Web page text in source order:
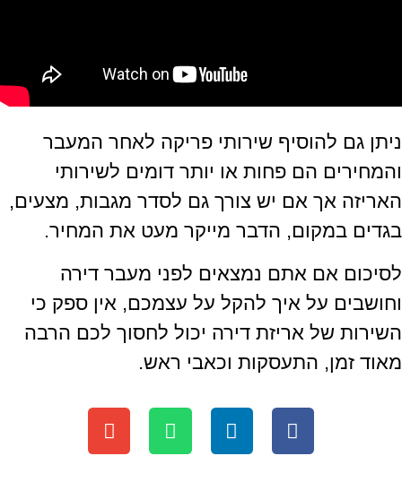
ניתן גם להוסיף שירותי פריקה לאחר המעבר
והמחירים הם פחות או יותר דומים לשירותי
האריזה אך אם יש צורך גם לסדר מגבות, מצעים,
בגדים במקום, הדבר מייקר מעט את המחיר.
לסיכום אם אתם נמצאים לפני מעבר דירה
וחושבים על איך להקל על עצמכם, אין ספק כי
השירות של אריזת דירה יכול לחסוך לכם הרבה
מאוד זמן, התעסקות וכאבי ראש.